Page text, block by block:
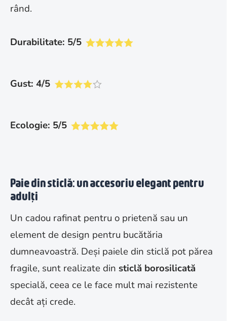
rând.
Durabilitate: 5/5
Gust: 4/5
Ecologie: 5/5
Paie din sticlă: un accesoriu elegant pentru
adulți
Un cadou rafinat pentru o prietenă sau un
element de design pentru bucătăria
dumneavoastră. Deși paiele din sticlă pot părea
fragile, sunt realizate din sticlă borosilicată
specială, ceea ce le face mult mai rezistente
decât ați crede.